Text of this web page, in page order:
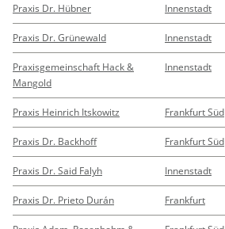
Praxis Dr. Hübner Innenstadt
Praxis Dr. Grünewald Innenstadt
Praxisgemeinschaft Hack &
Mangold
Innenstadt
Praxis Heinrich Itskowitz Frankfurt Süd
Praxis Dr. Backhoff Frankfurt Süd
Praxis Dr. Said Falyh Innenstadt
Praxis Dr. Prieto Durán Frankfurt